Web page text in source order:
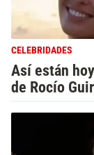
CELEBRIDADES
Así están
de Rocío